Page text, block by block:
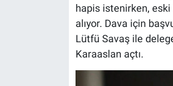
hapis istenirken, eski
alıyor. Dava için
Lütfü Savaş ile
Karaaslan açtı.